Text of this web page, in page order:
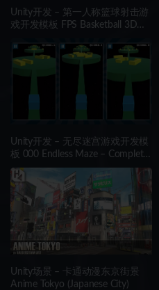
Unity开发 – 第一人称篮球射击游
戏开发模板 FPS Basketball 3D
Unity开发 – 无尽迷宫游戏开发模
板 000 Endless Maze – Complete
Project Template
Unity场景 – 卡通动漫东京街景
Anime Tokyo (Japanese City)